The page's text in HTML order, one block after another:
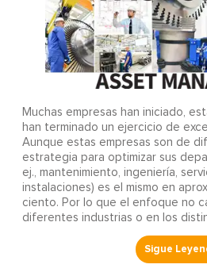
Muchas empresas han iniciado,
han terminado un ejercicio de
Aunque estas empresas son de
estrategia para optimizar sus
ej., mantenimiento, ingeniería,
instalaciones) es el mismo en
ciento. Por lo que el enfoque no
diferentes industrias o en los